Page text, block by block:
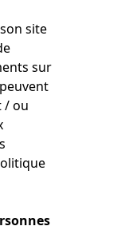
site
sur
/ ou